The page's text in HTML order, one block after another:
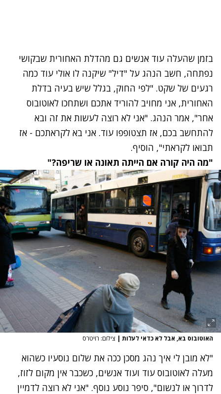
בזמן שהעלה עוד אנשים גם מהדלת האחורית שבקושי
נפתחה, חשב הנהג על "דיל" שיקנה לו אולי עוד כמה
רגעים של שקט. "לפי החוק, בגלל שיש בעיה בדלת
האחורית, אני מחויב להוריד אתכם ושתחכו לאוטובוס
אחר", אמר הנהג. "אני לא רוצה לעשות את זה ובא
להתחשב בכם, אז תצטופפו עוד. אני בא לקראתכם - אז
תבואו לקראתי", הוסיף.
"מה היה קורה אם הייתה תאונה או שריפה?"
האוטובוס בא, אבל לא כדאי לעלות | צילום: רויטרס
"לא מובן לי איך נהג מסכן ככה את שלום נוסעיו כשהוא
מעלה לאוטובוס עוד ועוד אנשים, כשכבר אין מקום לזוז,
לדרוך או לנשום", סיפר נוסע נוסף. "אני לא רוצה לדמיין